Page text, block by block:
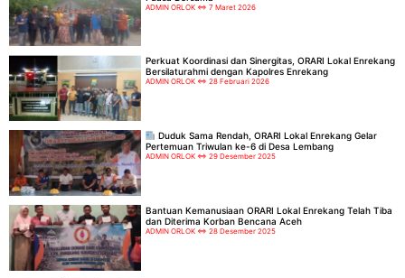
ADMIN ORLOK 7 Maret 2026
Perkuat Koordinasi dan Sinergitas, ORARI Lokal Enrekang
Bersilaturahmi dengan Kapolres Enrekang
ADMIN ORLOK 28 Februari 2026
Duduk Sama Rendah, ORARI Lokal Enrekang Gelar
Pertemuan Triwulan ke-6 di Desa Lembang
ADMIN ORLOK 29 Desember 2025
Bantuan Kemanusiaan ORARI Lokal Enrekang Telah Tiba
dan Diterima Korban Bencana Aceh
ADMIN ORLOK 28 Desember 2025